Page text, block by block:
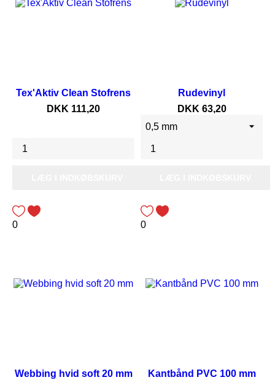
Tex'Aktiv Clean Stofrens
Pris
DKK 111,20
Rudevinyl
Pris
DKK 63,20
0
Webbing hvid soft 20 mm
0
Kantbånd PVC 100 mm